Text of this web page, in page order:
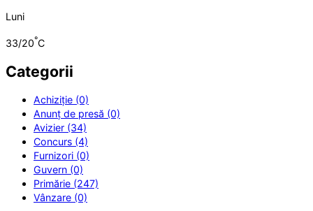
Luni
33/20°C
Categorii
Achiziție (0)
Anunț de presă (0)
Avizier (34)
Concurs (4)
Furnizori (0)
Guvern (0)
Primărie (247)
Vânzare (0)